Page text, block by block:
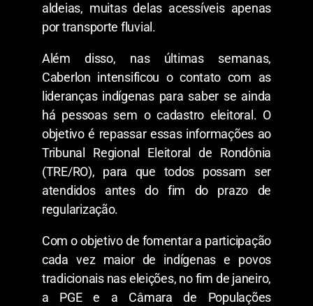
aldeias, muitas delas acessíveis apenas
por transporte fluvial.
Além disso, nas últimas semanas,
Caberlon intensificou o contato com as
lideranças indígenas para saber se ainda
há pessoas sem o cadastro eleitoral. O
objetivo é repassar essas informações ao
Tribunal Regional Eleitoral de Rondônia
(TRE/RO), para que todos possam ser
atendidos antes do fim do prazo de
regularização.
Com o objetivo de fomentar a participação
cada vez maior de indígenas e povos
tradicionais nas eleições, no fim de janeiro,
a PGE e a Câmara de Populações